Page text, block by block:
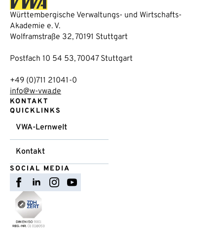
Württembergische Verwaltungs- und Wirtschafts-
Akademie e. V.
Wolframstraße 32, 70191 Stuttgart
Postfach 10 54 53, 70047 Stuttgart
+49 (0)711 21041-0
info@w-vwa.de
KONTAKT
QUICKLINKS
VWA-Lernwelt
Kontakt
SOCIAL MEDIA